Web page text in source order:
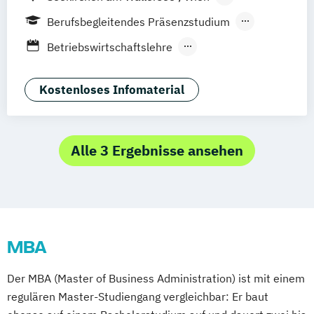
Innsbruck Graz Linz Südtirol
Berufsbegleitendes Präsenzstudium
Duales Studium
Fernstudium
Betriebswirtschaftslehre
MBA in General Management (120 CP)
Master of Business Administration (60 CP)
Kostenloses Infomaterial
Alle 3 Ergebnisse ansehen
MBA
Der MBA (Master of Business Administration) ist mit einem
regulären Master-Studiengang vergleichbar: Er baut